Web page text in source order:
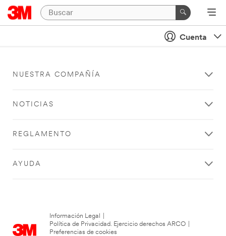
Cuenta
NUESTRA COMPAÑÍA
NOTICIAS
REGLAMENTO
AYUDA
Información Legal
Política de Privacidad. Ejercicio derechos ARCO
Preferencias de cookies